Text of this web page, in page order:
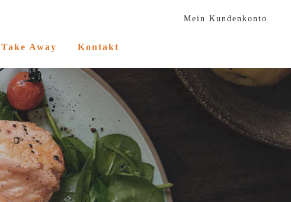
Mein Kundenkonto
Take Away Kontakt